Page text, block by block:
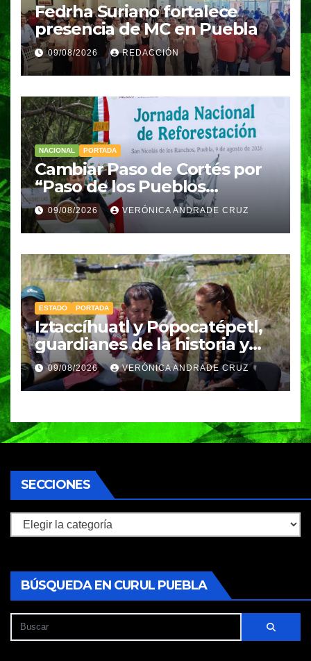
Fedrha Suriano fortalece
presencia de MC en Puebla
09/08/2026 REDACCIÓN
NACIONAL PORTADA
Cambiar Paso de Cortés por
“Paso de los Pueblos
Indígenas” plantea
Sheinbaum
09/08/2026 VERÓNICA ANDRADE CRUZ
ESTADO PORTADA
Iztaccíhuatl y Popocatépetl,
guardianes de la historia y
fuentes de vida para Puebla:
Armenta
09/08/2026 VERÓNICA ANDRADE CRUZ
SECCIONES
Secciones
BÚSQUEDA EN CURUL PUEBLA